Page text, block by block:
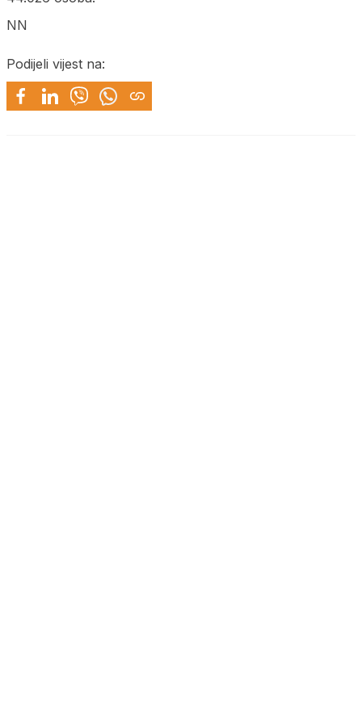
NN
Podijeli vijest na: